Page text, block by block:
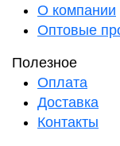
О компании
Оптовые
Полезное
Оплата
Доставка
Контакты